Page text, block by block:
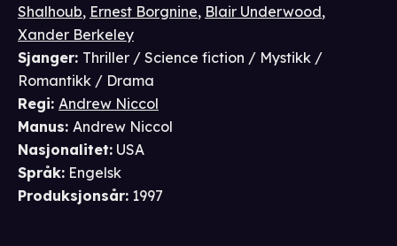
Shalhoub, Ernest Borgnine, Blair Underwood,
Xander Berkeley
Sjanger: Thriller / Science fiction / Mystikk /
Romantikk / Drama
Regi: Andrew Niccol
Manus: Andrew Niccol
Nasjonalitet: USA
Språk: Engelsk
Produksjonsår: 1997